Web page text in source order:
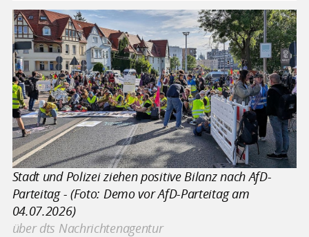
Stadt und Polizei ziehen positive Bilanz nach AfD-
Parteitag - (Foto: Demo vor AfD-Parteitag am
04.07.2026)
über dts Nachrichtenagentur